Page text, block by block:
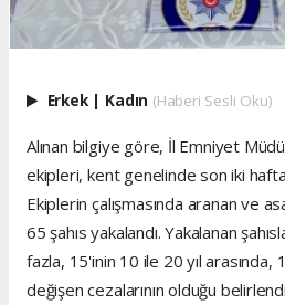
Erkek | Kadın (Haberi Sesli Oku)
Alınan bilgiye göre, İl Emniyet
ekipleri, kent genelinde son iki
Ekiplerin çalışmasında aranan ve
65 şahıs yakalandı. Yakalanan
fazla, 15'inin 10 ile 20 yıl arasında,
değişen cezalarının olduğu